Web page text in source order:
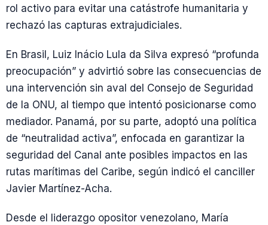
rol activo para evitar una catástrofe humanitaria y
rechazó las capturas extrajudiciales.
En Brasil, Luiz Inácio Lula da Silva expresó “profunda
preocupación” y advirtió sobre las consecuencias de
una intervención sin aval del Consejo de Seguridad
de la ONU, al tiempo que intentó posicionarse como
mediador. Panamá, por su parte, adoptó una política
de “neutralidad activa”, enfocada en garantizar la
seguridad del Canal ante posibles impactos en las
rutas marítimas del Caribe, según indicó el canciller
Javier Martínez-Acha.
Desde el liderazgo opositor venezolano, María